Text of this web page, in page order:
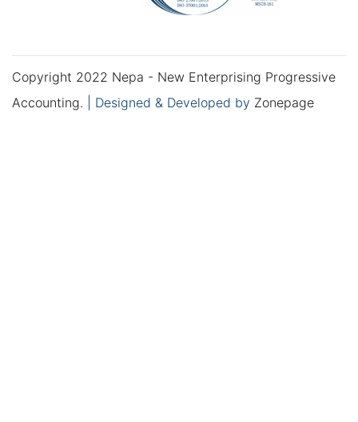
Copyright 2022 Nepa - New Enterprising Progressive
Accounting.
Designed & Developed by Zonepage